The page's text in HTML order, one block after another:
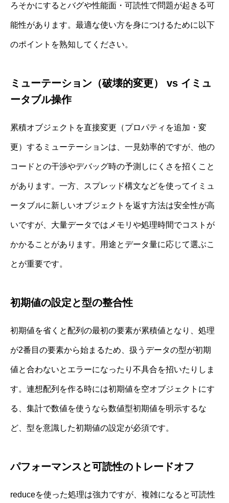
ろそかにするとバグや性能面・可読性で問題が起きる可
能性があります。最適な使い方を身につけるために以下
のポイントを熟知してください。
ミューテーション（破壊的変更） vs イミュ
ータブル操作
累積オブジェクトを直接変更（プロパティを追加・変
更）するミューテーションは、一見効率的ですが、他の
コードとの干渉やデバッグ時の予測しにくさを招くこと
があります。一方、スプレッド構文などを使ってイミュ
ータブルに新しいオブジェクトを返す方法は安全性が高
いですが、大量データではメモリや処理時間でコストが
かかることがあります。用途とデータ量に応じて選ぶこ
とが重要です。
初期値の設定と型の整合性
初期値を省くと配列の最初の要素が累積値となり、処理
が2番目の要素から始まるため、扱うデータの型が初期
値と合わないとエラーになったり不具合を招いたりしま
す。連想配列を作る時には初期値を空オブジェクトにす
る、集計で数値を使うなら数値型初期値を明示するな
ど、型を意識した初期値の設定が必須です。
パフォーマンスと可読性のトレードオフ
reduceを使った処理は強力ですが、複雑になると可読性